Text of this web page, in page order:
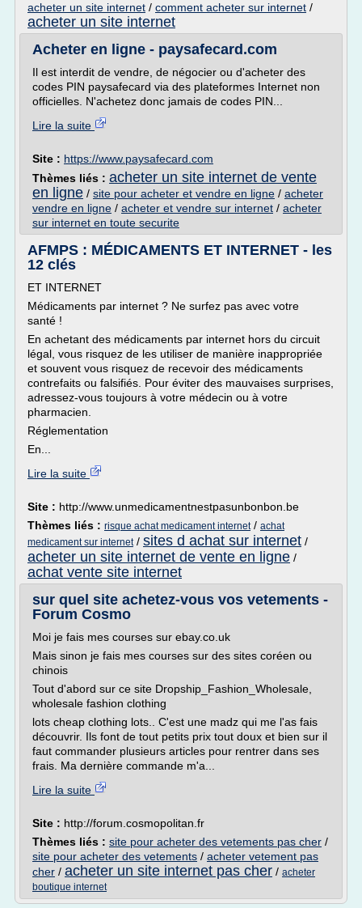
acheter un site internet / comment acheter sur internet /
acheter un site internet
Acheter en ligne - paysafecard.com
Il est interdit de vendre, de négocier ou d'acheter des
codes PIN paysafecard via des plateformes Internet non
officielles. N'achetez donc jamais de codes PIN...
Lire la suite
Site : https://www.paysafecard.com
Thèmes liés : acheter un site internet de vente
en ligne / site pour acheter et vendre en ligne / acheter
vendre en ligne / acheter et vendre sur internet / acheter
sur internet en toute securite
AFMPS : MÉDICAMENTS ET INTERNET - les
12 clés
ET INTERNET
Médicaments par internet ? Ne surfez pas avec votre
santé !
En achetant des médicaments par internet hors du circuit
légal, vous risquez de les utiliser de manière inappropriée
et souvent vous risquez de recevoir des médicaments
contrefaits ou falsifiés. Pour éviter des mauvaises surprises,
adressez-vous toujours à votre médecin ou à votre
pharmacien.
Réglementation
En...
Lire la suite
Site : http://www.unmedicamentnestpasunbonbon.be
Thèmes liés : risque achat medicament internet/ achat
medicament sur internet/ sites d achat sur internet /
acheter un site internet de vente en ligne /
achat vente site internet
sur quel site achetez-vous vos vetements -
Forum Cosmo
Moi je fais mes courses sur ebay.co.uk
Mais sinon je fais mes courses sur des sites coréen ou
chinois
Tout d'abord sur ce site Dropship_Fashion_Wholesale,
wholesale fashion clothing
lots cheap clothing lots.. C'est une madz qui me l'as fais
découvrir. Ils font de tout petits prix tout doux et bien sur il
faut commander plusieurs articles pour rentrer dans ses
frais. Ma dernière commande m'a...
Lire la suite
Site : http://forum.cosmopolitan.fr
Thèmes liés : site pour acheter des vetements pas cher /
site pour acheter des vetements / acheter vetement pas
cher / acheter un site internet pas cher / acheter
boutique internet